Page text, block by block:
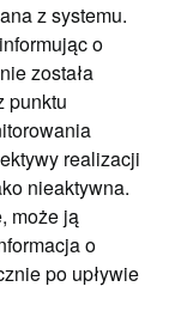
z systemu.
o
została
punktu
realizacji
nieaktywna.
może ją
o
po upływie